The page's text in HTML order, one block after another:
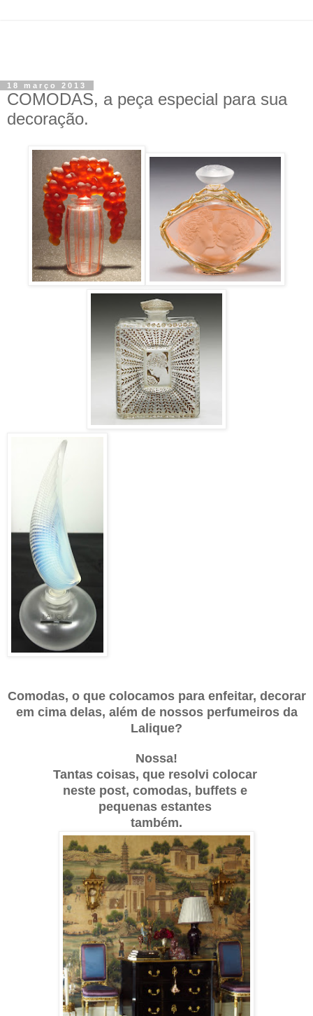
18 março 2013
COMODAS, a peça especial para sua
decoração.
Comodas, o que colocamos para enfeitar, decorar
em cima delas, além de nossos perfumeiros da
Lalique?
Nossa!
Tantas coisas, que resolvi colocar
neste post, comodas, buffets e
pequenas estantes
também.